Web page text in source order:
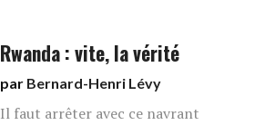
Rwanda : vite, la vérité
par Bernard-Henri Lévy
Il faut arrêter avec ce navrant